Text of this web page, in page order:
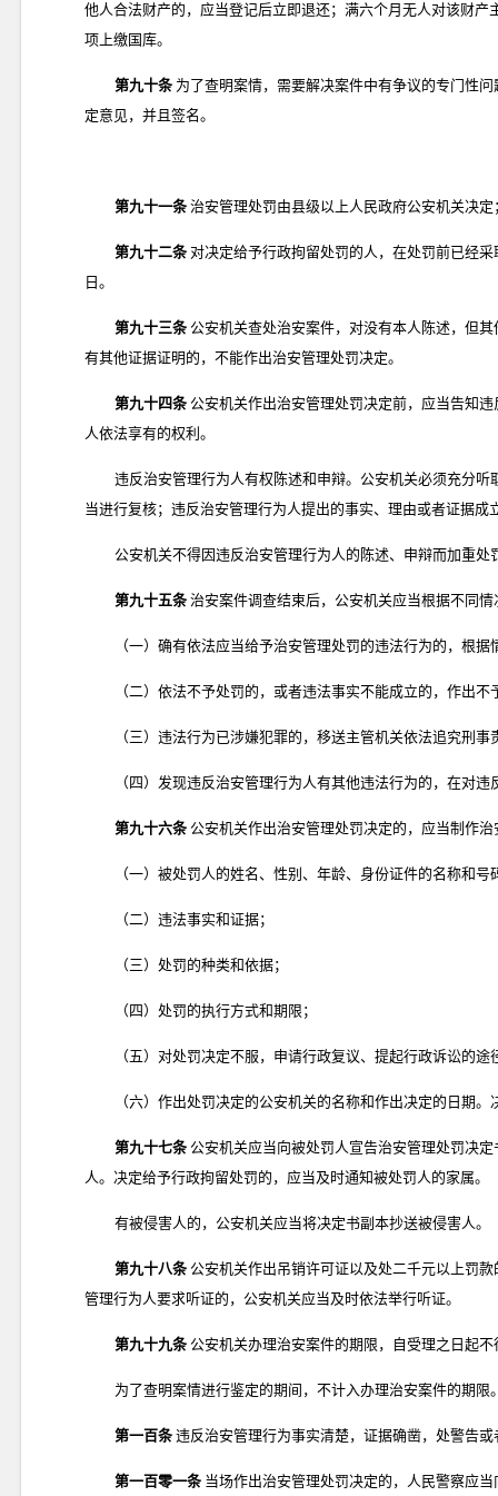
他人合法财产的，应当登记后立即退还；满六个月无人对该财
项上缴国库。
第九十条 为了查明案情，需要解决案件中有争议的专门性
定意见，并且签名。
第九十一条 治安管理处罚由县级以上人民政府公安机关决
第九十二条 对决定给予行政拘留处罚的人，在处罚前已经
日。
第九十三条 公安机关查处治安案件，对没有本人陈述，但
有其他证据证明的，不能作出治安管理处罚决定。
第九十四条 公安机关作出治安管理处罚决定前，应当告知
人依法享有的权利。
违反治安管理行为人有权陈述和申辩。公安机关必须充分
当进行复核；违反治安管理行为人提出的事实、理由或者证据成
公安机关不得因违反治安管理行为人的陈述、申辩而加重处
第九十五条 治安案件调查结束后，公安机关应当根据不同
（一）确有依法应当给予治安管理处罚的违法行为的，根
（二）依法不予处罚的，或者违法事实不能成立的，作出不
（三）违法行为已涉嫌犯罪的，移送主管机关依法追究刑事
（四）发现违反治安管理行为人有其他违法行为的，在对
第九十六条 公安机关作出治安管理处罚决定的，应当制作
（一）被处罚人的姓名、性别、年龄、身份证件的名称和号
（二）违法事实和证据；
（三）处罚的种类和依据；
（四）处罚的执行方式和期限；
（五）对处罚决定不服，申请行政复议、提起行政诉讼的途
（六）作出处罚决定的公安机关的名称和作出决定的日期
第九十七条 公安机关应当向被处罚人宣告治安管理处罚决
人。决定给予行政拘留处罚的，应当及时通知被处罚人的家属。
有被侵害人的，公安机关应当将决定书副本抄送被侵害人。
第九十八条 公安机关作出吊销许可证以及处二千元以上罚
管理行为人要求听证的，公安机关应当及时依法举行听证。
第九十九条 公安机关办理治安案件的期限，自受理之日起
为了查明案情进行鉴定的期间，不计入办理治安案件的期限
第一百条 违反治安管理行为事实清楚，证据确凿，处警告
第一百零一条 当场作出治安管理处罚决定的，人民警察应